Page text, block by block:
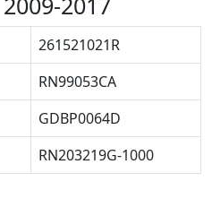
261521021R
RN99053CA
GDBP0064D
RN203219G-1000